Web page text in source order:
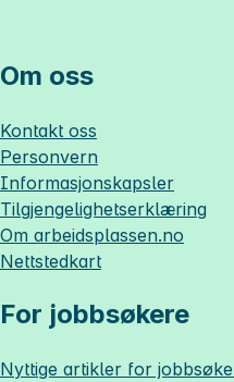
Om oss
Kontakt oss
Personvern
Informasjonskapsler
Tilgjengelighetserklæring
Om arbeidsplassen.no
Nettstedkart
For jobbsøkere
Nyttige artikler for